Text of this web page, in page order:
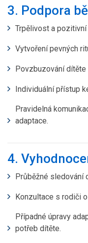
3. Podpora
Trpělivost a
Vytvoření pevných
Povzbuzování dítěte
Individuální přístup
Pravidelná
adaptace.
4.
Průběžné sledování
Konzultace s rodiči
Případné úpravy
potřeb dítěte.